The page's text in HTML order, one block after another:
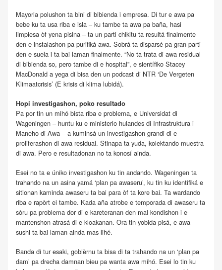
Mayoria polushon ta bini di bibienda i empresa. Di tur e awa pa
bebe ku ta usa riba e isla – ku tambe ta awa pa baña, hasi
limpiesa òf yena pisina – ta un parti chikitu ta resultá finalmente
den e instalashon pa purifiká awa. Sobrá ta disparsé pa gran parti
den e suela i ta bai laman finalmente. “No ta trata di awa residual
di bibienda so, pero tambe di e hospital”, e sientífiko Stacey
MacDonald a yega di bisa den un podcast di NTR ‘De Vergeten
Klimaatcrisis’ (E krisis di klima lubidá).
Hopi investigashon, poko resultado
Pa por tin un mihó bista riba e problema, e Universidat di
Wageningen – huntu ku e ministerio hulandes di Infrastruktura i
Maneho di Awa – a kuminsá un investigashon grandi di e
proliferashon di awa residual. Stinapa ta yuda, kolektando muestra
di awa. Pero e resultadonan no ta konosí ainda.
Esei no ta e úniko investigashon ku tin andando. Wageningen ta
trahando na un asina yamá ‘plan pa awaseru’, ku tin ku identifiká e
sitionan kaminda awaseru ta bai para òf ta kore bai. Ta wardando
riba e rapòrt ei tambe. Kada aña atrobe e temporada di awaseru ta
sòru pa problema dor di e kareteranan den mal kondishon i e
mantenshon atrasá di e kloakanan. Ora tin yobida pisá, e awa
sushi ta bai laman ainda mas lihé.
Banda di tur esaki, gobièrnu ta bisa di ta trahando na un ‘plan pa
dam’ pa drecha damnan bieu pa wanta awa mihó. Esei lo tin ku